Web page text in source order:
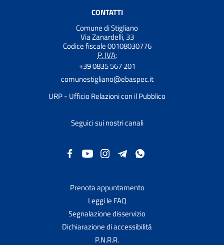
CONTATTI
Comune di Stigliano
Via Zanardelli, 33
Codice fiscale 00108030776
P. IVA:
+39 0835 567 201
comunestigliano@ebaspec.it
URP - Ufficio Relazioni con il Pubblico
Seguici sui nostri canali
Prenota appuntamento
Leggi le FAQ
Segnalazione disservizio
Dichiarazione di accessibilità
P.N.R.R.